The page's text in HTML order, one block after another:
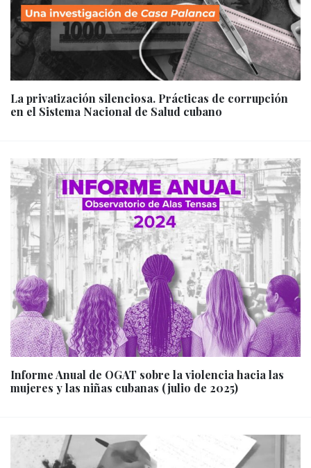
La privatización silenciosa. Prácticas de corrupción
en el Sistema Nacional de Salud cubano
Informe Anual de OGAT sobre la violencia hacia las
mujeres y las niñas cubanas (julio de 2025)